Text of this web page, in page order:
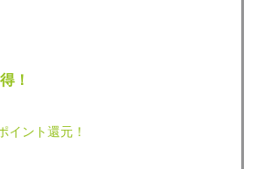
！
イント還元！